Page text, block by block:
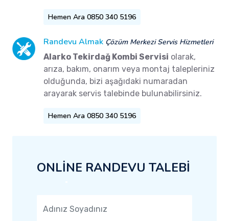
Hemen Ara 0850 340 5196
Randevu Almak Çözüm Merkezi Servis Hizmetleri
Alarko Tekirdağ Kombi Servisi olarak,
arıza, bakım, onarım veya montaj talepleriniz
olduğunda, bizi aşağıdaki numaradan
arayarak servis talebinde bulunabilirsiniz.
Hemen Ara 0850 340 5196
ONLİNE RANDEVU TALEBİ